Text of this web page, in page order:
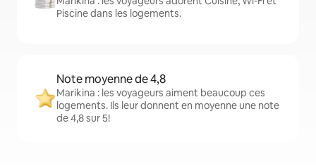
Piscine dans les logements.
Note moyenne de 4,8
Marikina : les voyageurs aiment beaucoup ces
logements. Ils leur donnent en moyenne une note
de 4,8 sur 5!